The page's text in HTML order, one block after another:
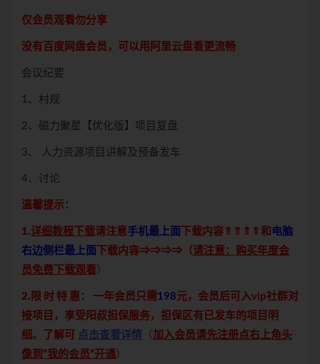
仅会员观看勿分享
没有百度网盘会员，可以用阿里云盘看更流畅
会议纪要
1、村规
2、磁力聚星【优化版】项目复盘
3、 人力资源项目讲解及预备发车
4、讨论
温馨提示：
1.详细教程下载请注意手机最上面 下载内容⇑⇑⇑⇑和 电脑
右边侧栏最上面
下载内容⇒⇒⇒⇒（请注意：购买年度会
员免费下载观看）
2.限 时 特 惠： 一年会员只需198元，会员后可入vip社群对
接项目，享受阳叔担保服务，担保区有已发车的项目明
细。了解可
点击查看详情 （ 加入会员请先注册点右上角头
像到“我的会员”开通 ）